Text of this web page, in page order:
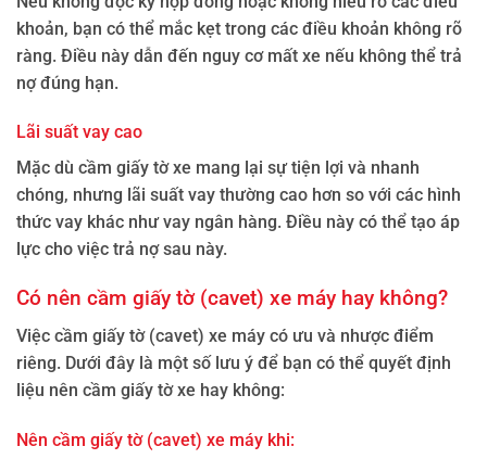
khoản, bạn có thể mắc kẹt trong các điều khoản không rõ
ràng. Điều này dẫn đến nguy cơ mất xe nếu không thể trả
nợ đúng hạn.
Lãi suất vay cao
Mặc dù cầm giấy tờ xe mang lại sự tiện lợi và nhanh
chóng, nhưng lãi suất vay thường cao hơn so với các hình
thức vay khác như vay ngân hàng. Điều này có thể tạo áp
lực cho việc trả nợ sau này.
Có nên cầm giấy tờ (cavet) xe máy hay không?
Việc cầm giấy tờ (cavet) xe máy có ưu và nhược điểm
riêng. Dưới đây là một số lưu ý để bạn có thể quyết định
liệu nên cầm giấy tờ xe hay không:
Nên cầm giấy tờ (cavet) xe máy khi: